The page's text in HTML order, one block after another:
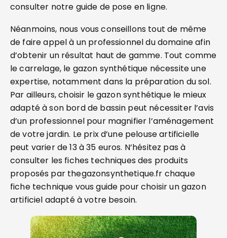
consulter notre guide de pose en ligne.
Néanmoins, nous vous conseillons tout de même
de faire appel à un professionnel du domaine afin
d’obtenir un résultat haut de gamme. Tout comme
le carrelage, le gazon synthétique nécessite une
expertise, notamment dans la préparation du sol.
Par ailleurs, choisir le gazon synthétique le mieux
adapté à son bord de bassin peut nécessiter l’avis
d’un professionnel pour magnifier l’aménagement
de votre jardin. Le prix d’une pelouse artificielle
peut varier de 13 à 35 euros. N’hésitez pas à
consulter les fiches techniques des produits
proposés par thegazonsynthetique.fr chaque
fiche technique vous guide pour choisir un gazon
artificiel adapté à votre besoin.